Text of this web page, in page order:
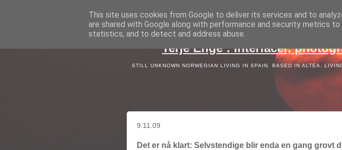
Terje Enge : interfacer,
STILL UNKNOWN NORWEGIAN LIVING IN SPAIN. BASED IN ALTEA.
9.11.09
Det er nå klart: Selvstendige blir enda en gang grovt
This site uses cookies from Google to deliver its services and to
are shared with Google along with performance and security metrics
statistics, and to detect and address abuse.